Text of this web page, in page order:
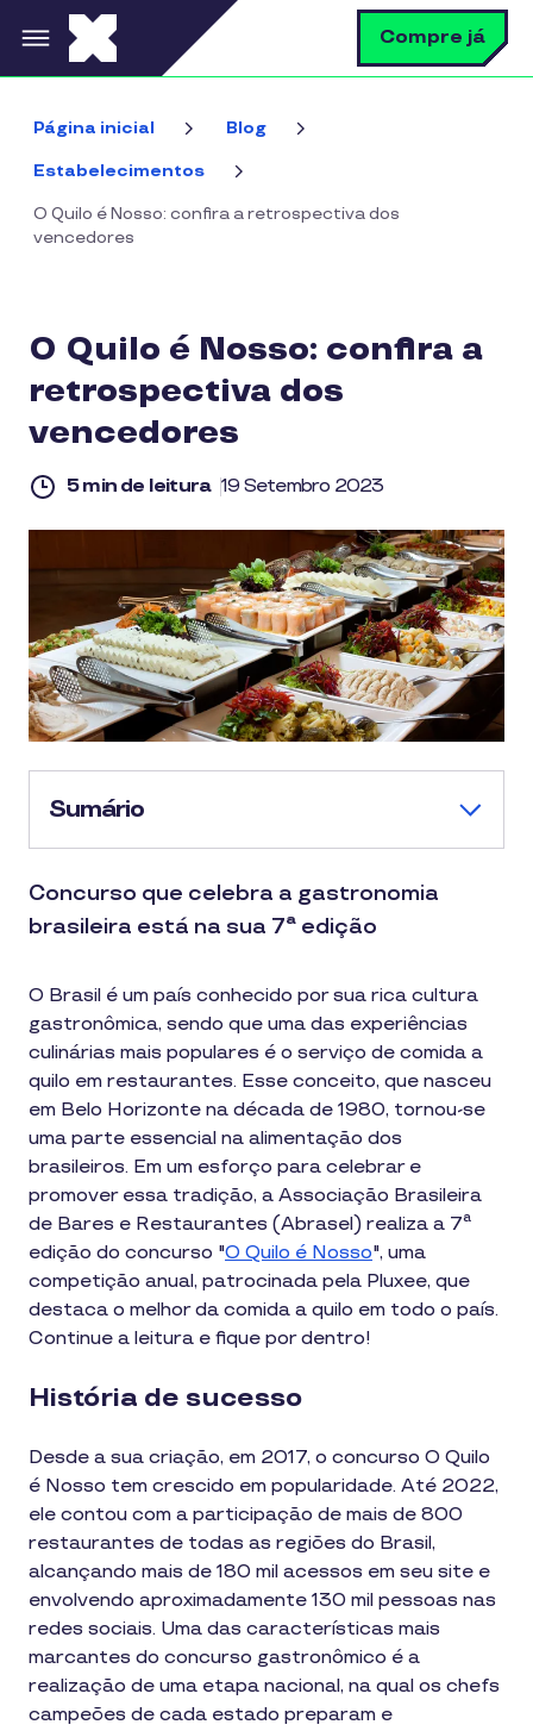
Pular para o conteúdo principal Compre já
Página inicial Blog
Estabelecimentos
O Quilo é Nosso: confira a retrospectiva dos
vencedores
O Quilo é Nosso: confira a
retrospectiva dos
vencedores
5 min de leitura 19 Setembro 2023
Sumário
Concurso que celebra a gastronomia
brasileira está na sua 7ª edição
O Brasil é um país conhecido por sua rica cultura
gastronômica, sendo que uma das experiências
culinárias mais populares é o serviço de comida a
quilo em restaurantes. Esse conceito, que nasceu
em Belo Horizonte na década de 1980, tornou-se
uma parte essencial na alimentação dos
brasileiros. Em um esforço para celebrar e
promover essa tradição, a Associação Brasileira
de Bares e Restaurantes (Abrasel) realiza a 7ª
edição do concurso "O Quilo é Nosso", uma
competição anual, patrocinada pela Pluxee, que
destaca o melhor da comida a quilo em todo o país.
Continue a leitura e fique por dentro!
História de sucesso
Desde a sua criação, em 2017, o concurso O Quilo
é Nosso tem crescido em popularidade. Até 2022,
ele contou com a participação de mais de 800
restaurantes de todas as regiões do Brasil,
alcançando mais de 180 mil acessos em seu site e
envolvendo aproximadamente 130 mil pessoas nas
redes sociais. Uma das características mais
marcantes do concurso gastronômico é a
realização de uma etapa nacional, na qual os chefs
campeões de cada estado preparam e